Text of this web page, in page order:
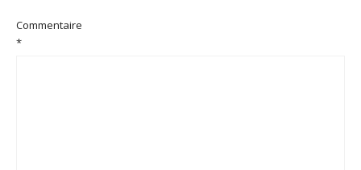
Commentaire
*